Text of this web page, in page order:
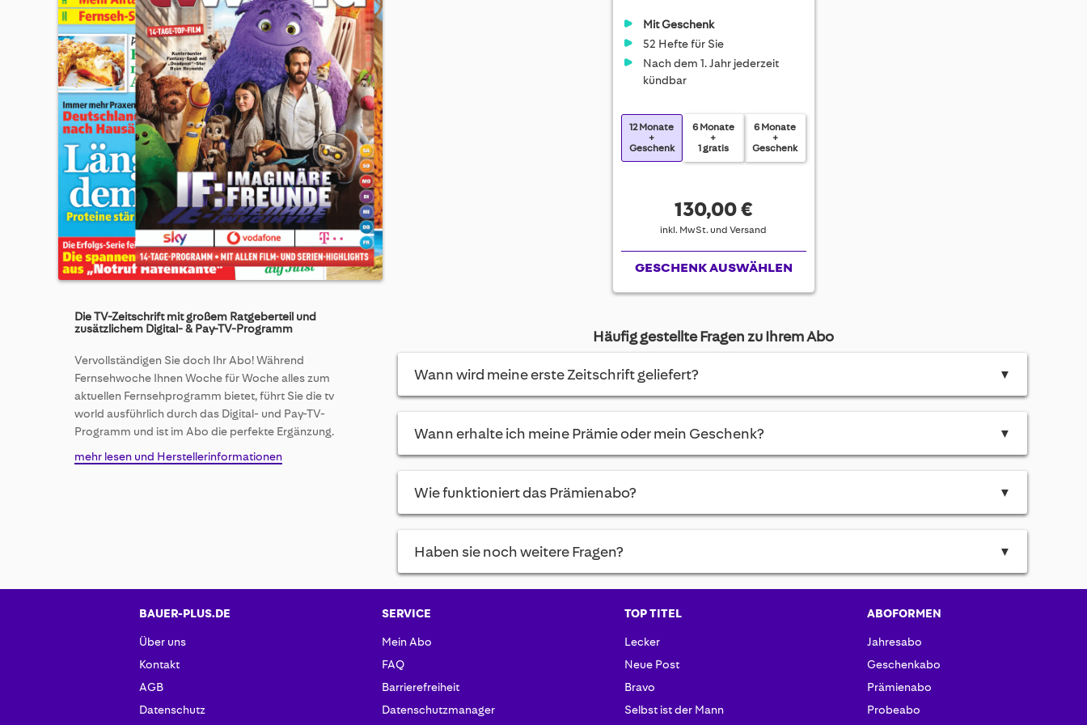
beginning
images
gallery
Die TV-Zeitschrift mit großem Ratgeberteil und
zusätzlichem Digital- & Pay-TV-Programm
Vervollständigen Sie doch Ihr Abo! Während
Fernsehwoche Ihnen Woche für Woche alles zum
aktuellen Fernsehprogramm bietet, führt Sie die tv
world ausführlich durch das Digital- und Pay-TV-
Programm und ist im Abo die perfekte Ergänzung.
mehr lesen und Herstellerinformationen
Mit Geschenk
52 Hefte für Sie
Nach dem 1. Jahr jederzeit
kündbar
12 Monate
+
Geschenk
6 Monate
+
1 gratis
6 Monate
+
Geschenk
130,00 €
inkl. MwSt. und Versand
GESCHENK AUSWÄHLEN
Häufig gestellte Fragen zu Ihrem Abo
Wann wird meine erste Zeitschrift geliefert? ▼
Wann erhalte ich meine Prämie oder mein Geschenk? ▼
Wie funktioniert das Prämienabo? ▼
Haben sie noch weitere Fragen? ▼
BAUER-PLUS.DE
Über uns
Kontakt
AGB
Datenschutz
SERVICE
Mein Abo
FAQ
Barrierefreiheit
Datenschutzmanager
TOP TITEL
Lecker
Neue Post
Bravo
Selbst ist der Mann
ABOFORMEN
Jahresabo
Geschenkabo
Prämienabo
Probeabo